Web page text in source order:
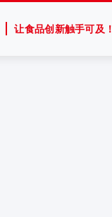
让食品创新触手可及！